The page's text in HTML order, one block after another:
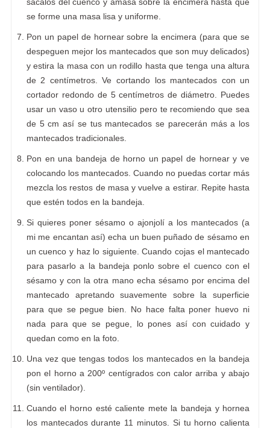
se forme una masa lisa y uniforme.
Pon un papel de hornear sobre la encimera (para que se
despeguen mejor los mantecados que son muy delicados)
y estira la masa con un rodillo hasta que tenga una altura
de 2 centímetros. Ve cortando los mantecados con un
cortador redondo de 5 centímetros de diámetro. Puedes
usar un vaso u otro utensilio pero te recomiendo que sea
de 5 cm así se tus mantecados se parecerán más a los
mantecados tradicionales.
Pon en una bandeja de horno un papel de hornear y ve
colocando los mantecados. Cuando no puedas cortar más
mezcla los restos de masa y vuelve a estirar. Repite hasta
que estén todos en la bandeja.
Si quieres poner sésamo o ajonjolí a los mantecados (a
mi me encantan así) echa un buen puñado de sésamo en
un cuenco y haz lo siguiente. Cuando cojas el mantecado
para pasarlo a la bandeja ponlo sobre el cuenco con el
sésamo y con la otra mano echa sésamo por encima del
mantecado apretando suavemente sobre la superficie
para que se pegue bien. No hace falta poner huevo ni
nada para que se pegue, lo pones así con cuidado y
quedan como en la foto.
Una vez que tengas todos los mantecados en la bandeja
pon el horno a 200º centígrados con calor arriba y abajo
(sin ventilador).
Cuando el horno esté caliente mete la bandeja y hornea
los mantecados durante 11 minutos. Si tu horno calienta